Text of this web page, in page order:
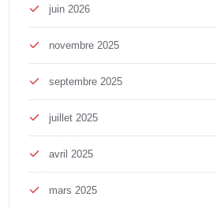
juin 2026
novembre 2025
septembre 2025
juillet 2025
avril 2025
mars 2025